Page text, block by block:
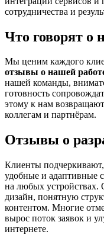
сотрудничества и
Что говорят о
Мы ценим каждого
отзывы о нашей
нашей команды,
готовность
этому к нам
коллегам и партнёрам.
Отзывы о
Клиенты
удобные и адаптивные
на любых устройствах.
дизайн, понятную
контентом. Многие
вырос поток заявок и
интернете.